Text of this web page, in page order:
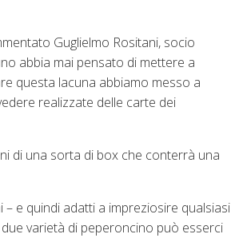
Guglielmo Rositani, socio
abbia mai pensato di mettere a
questa lacuna abbiamo messo a
realizzate delle carte dei
di una sorta di box che conterrà una
e quindi adatti a impreziosire qualsiasi
varietà di peperoncino può esserci